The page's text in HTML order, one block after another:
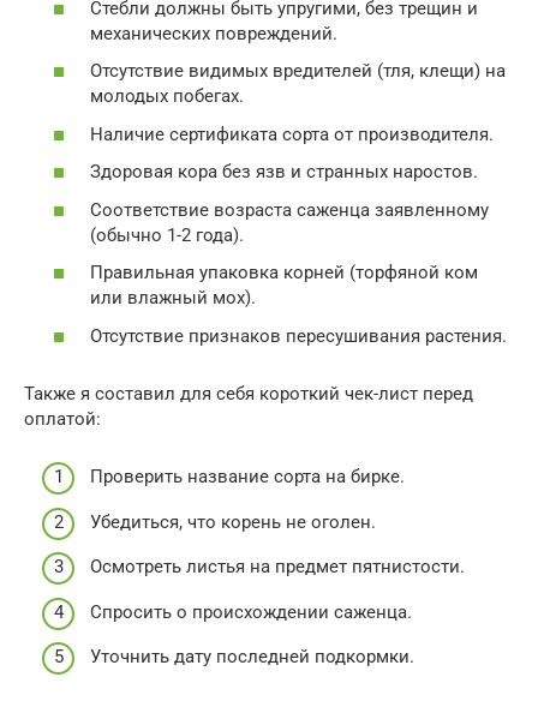
Стебли должны быть упругими, без трещин и
механических повреждений.
Отсутствие видимых вредителей (тля, клещи) на
молодых побегах.
Наличие сертификата сорта от производителя.
Здоровая кора без язв и странных наростов.
Соответствие возраста саженца заявленному
(обычно 1-2 года).
Правильная упаковка корней (торфяной ком
или влажный мох).
Отсутствие признаков пересушивания растения.
Также я составил для себя короткий чек-лист перед
оплатой:
Проверить название сорта на бирке.
Убедиться, что корень не оголен.
Осмотреть листья на предмет пятнистости.
Спросить о происхождении саженца.
Уточнить дату последней подкормки.